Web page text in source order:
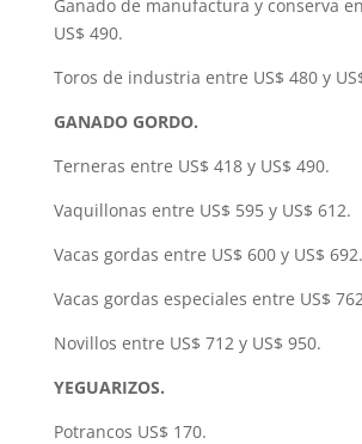
Ganado de manufactura y conserva
US$ 490.
Toros de industria entre US$ 480 y
GANADO GORDO.
Terneras entre US$ 418 y US$ 490.
Vaquillonas entre US$ 595 y US$ 612.
Vacas gordas entre US$ 600 y US$ 692.
Vacas gordas especiales entre US$
Novillos entre US$ 712 y US$ 950.
YEGUARIZOS.
Potrancos US$ 170.